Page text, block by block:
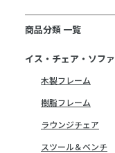
商品分類 一覧
イス・チェア・ソファ
木製フレーム
樹脂フレーム
ラウンジチェア
スツール＆ベンチ